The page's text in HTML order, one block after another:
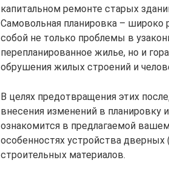
капитальном ремонте старых
Самовольная планировка – широко
собой не только проблемы в
перепланированное жилье, но и
обрушения жилых строений и
В целях предотвращения этих
внесения изменений в
ознакомится в предлагаемой
особенностях устройства
строительных материалов.